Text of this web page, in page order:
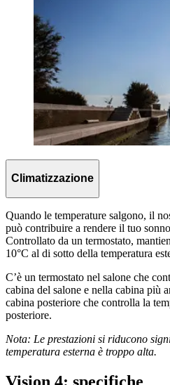
Climatizzazione
Quando le temperature salgono, il
può contribuire a rendere il tuo
Controllato da un termostato,
10°C al di sotto della temperatura
C’è un termostato nel salone che
cabina del salone e nella cabina più
cabina posteriore che controlla la
posteriore.
Nota: Le prestazioni si riducono
temperatura esterna è troppo alta.